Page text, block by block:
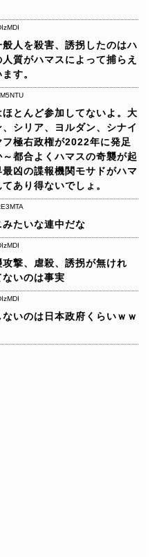
人を殺害、誘拐したのはハ
質がハマスによって捕らえ
す。
とんど参加してないよ。大
シリア、ヨルダン、シナイ
極右政権が2022年に発足
都合よくハマスの奇襲が起
凶の諜報機関モサドがハマ
あり得ないでしょ。
たいな連中だな
撃、虐殺、誘拐が無けれ
いのは事実
いのは日本政府くらいｗｗ